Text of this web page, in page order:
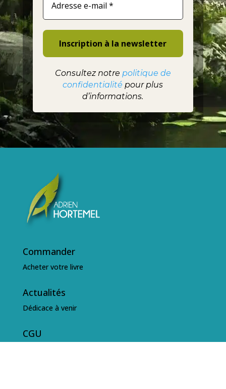
Consultez notre politique de
confidentialité pour plus
d’informations.
Commander
Acheter votre livre
Actualités
Dédicace à venir
CGU